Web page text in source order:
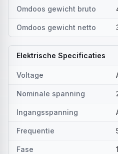
Omdoos gewicht bruto
Omdoos gewicht netto
Elektrische Specificaties
Voltage
Nominale spanning
Ingangsspanning
Frequentie
Fase